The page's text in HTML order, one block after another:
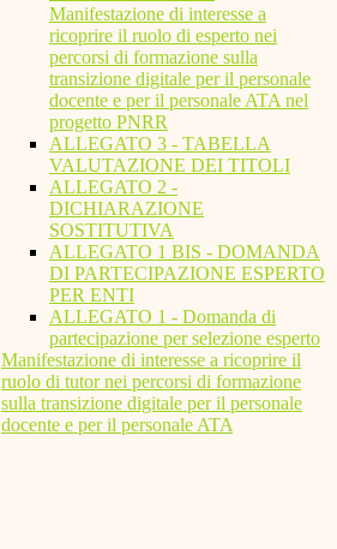
Manifestazione di interesse a
ricoprire il ruolo di esperto nei
percorsi di formazione sulla
transizione digitale per il personale
docente e per il personale ATA nel
progetto PNRR
ALLEGATO 3 - TABELLA
VALUTAZIONE DEI TITOLI
ALLEGATO 2 -
DICHIARAZIONE
SOSTITUTIVA
ALLEGATO 1 BIS - DOMANDA
DI PARTECIPAZIONE ESPERTO
PER ENTI
ALLEGATO 1 - Domanda di
partecipazione per selezione esperto
Manifestazione di interesse a ricoprire il
ruolo di tutor nei percorsi di formazione
sulla transizione digitale per il personale
docente e per il personale ATA